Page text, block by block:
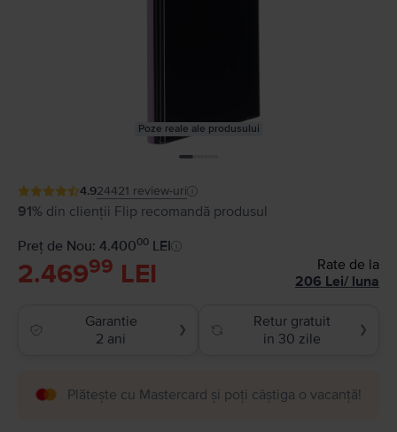
Poze reale ale produsului
4.924421 review-uri
91% din clienții Flip recomandă produsul
Preț de Nou: 4.40000 LEI
2.46999 LEI
Rate de la
206 Lei/ luna
Garantie
2 ani
❯
Retur gratuit
in 30 zile
❯
Plătește cu Mastercard și poți câștiga o vacanță!